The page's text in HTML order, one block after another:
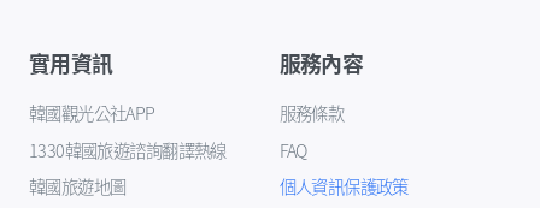
實用資訊
韓國觀光公社APP
1330韓國旅遊諮詢翻譯熱線
韓國旅遊地圖
服務內容
服務條款
FAQ
個人資訊保護政策